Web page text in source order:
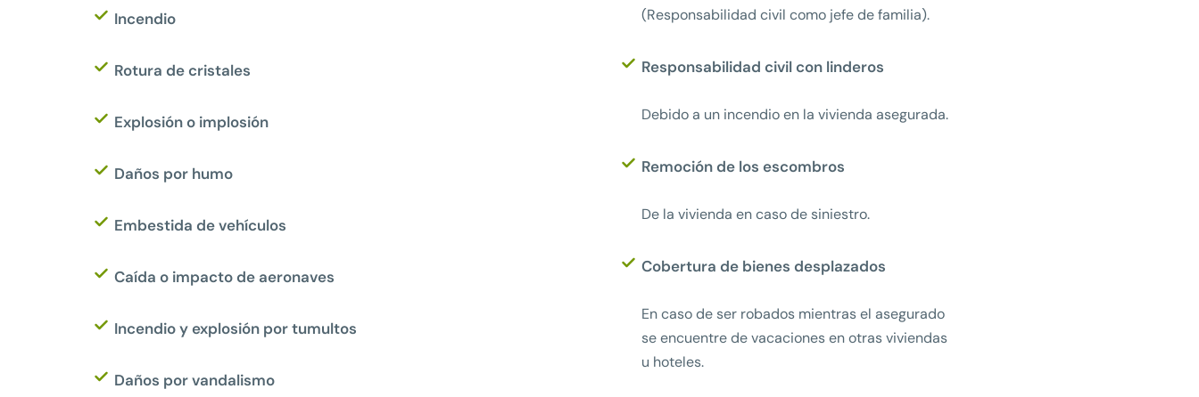
Incendio
Rotura de cristales
Explosión o implosión
Daños por humo
Embestida de vehículos
Caída o impacto de aeronaves
Incendio y explosión por tumultos
Daños por vandalismo
(Responsabilidad civil como jefe de familia).
Responsabilidad civil con linderos
Debido a un incendio en la vivienda asegurada.
Remoción de los escombros
De la vivienda en caso de siniestro.
Cobertura de bienes desplazados
En caso de ser robados mientras el asegurado
se encuentre de vacaciones en otras viviendas
u hoteles.